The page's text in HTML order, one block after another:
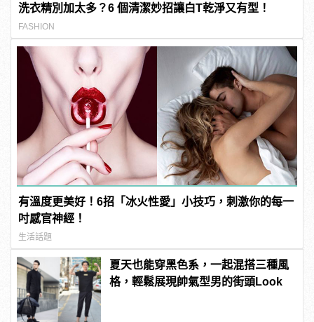
洗衣精別加太多？6 個清潔妙招讓白T乾淨又有型！
FASHION
有溫度更美好！6招「冰火性愛」小技巧，刺激你的每一
吋感官神經！
生活話題
夏天也能穿黑色系，一起混搭三種風
格，輕鬆展現帥氣型男的街頭Look